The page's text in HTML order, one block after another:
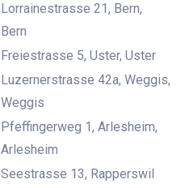
Lorrainestrasse 21, Bern,
Bern
Freiestrasse 5, Uster, Uster
Luzernerstrasse 42a, Weggis,
Weggis
Pfeffingerweg 1, Arlesheim,
Arlesheim
Seestrasse 13, Rapperswil